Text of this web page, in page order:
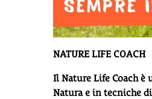
NATURE LIFE COACH
Il Nature Life Coach
Natura e in tecniche